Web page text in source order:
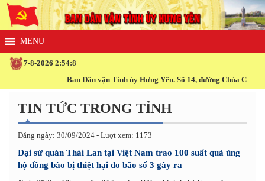
7-8-2026 2:54:8
Ban Dân vận Tỉnh ủy Hưng Yên. Số 14, đường Chùa
TIN TỨC TRONG TỈNH
Đăng ngày: 30/09/2024 - Lượt xem: 1173
Đại sứ quán Thái Lan tại Việt Nam trao 100 suất quà ủng
hộ đồng bào bị thiệt hại do bão số 3 gây ra